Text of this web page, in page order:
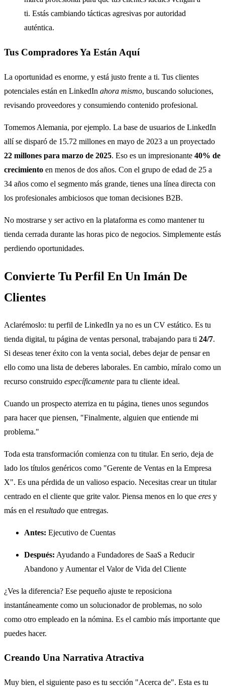
ti. Estás cambiando tácticas agresivas por autoridad
auténtica.
Tus Compradores Ya Están Aquí
La oportunidad es enorme, y está justo frente a ti. Tus clientes
potenciales están en LinkedIn ahora mismo, buscando soluciones,
revisando proveedores y consumiendo contenido profesional.
Tomemos Alemania, por ejemplo. La base de usuarios de LinkedIn
allí se disparó de 15.72 millones en mayo de 2023 a un proyectado
22 millones para marzo de 2025. Eso es un impresionante 40% de
crecimiento en menos de dos años. Con el grupo de edad de 25 a
34 años como el segmento más grande, tienes una línea directa con
los profesionales ambiciosos que toman decisiones B2B.
No mostrarse y ser activo en la plataforma es como mantener tu
tienda cerrada durante las horas pico de negocios. Simplemente estás
perdiendo oportunidades.
Convierte Tu Perfil En Un Imán De
Clientes
Aclarémoslo: tu perfil de LinkedIn ya no es un CV estático. Es tu
tienda digital, tu página de ventas personal, trabajando para ti 24/7.
Si deseas tener éxito con la venta social, debes dejar de pensar en
ello como una lista de deberes laborales. En cambio, míralo como un
recurso construido específicamente para tu cliente ideal.
Cuando un prospecto aterriza en tu página, tienes unos segundos
para hacer que piensen, "Finalmente, alguien que entiende mi
problema."
Toda esta transformación comienza con tu titular. En serio, deja de
lado los títulos genéricos como "Gerente de Ventas en la Empresa
X". Es una pérdida de un valioso espacio. Necesitas crear un titular
centrado en el cliente que grite valor. Piensa menos en lo que eres y
más en el resultado que entregas.
Antes: Ejecutivo de Cuentas
Después: Ayudando a Fundadores de SaaS a Reducir
Abandono y Aumentar el Valor de Vida del Cliente
¿Ves la diferencia? Ese pequeño ajuste te reposiciona
instantáneamente como un solucionador de problemas, no solo
como otro empleado en la nómina. Es el cambio más importante que
puedes hacer.
Creando Una Narrativa Atractiva
Muy bien, el siguiente paso es tu sección "Acerca de". Esta es tu